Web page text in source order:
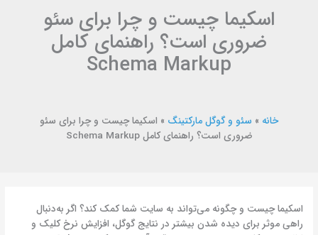
اسکیما چیست و چرا برای سئو
ضروری است؟ راهنمای کامل
Schema Markup
خانه » سئو و گوگل مارکتینگ » اسکیما چیست و چرا برای سئو
ضروری است؟ راهنمای کامل Schema Markup
اسکیما چیست و چگونه می‌تواند به سایت شما کمک کند؟ اگر به‌دنبال
راهی موثر برای دیده شدن بیشتر در نتایج گوگل، افزایش نرخ کلیک و